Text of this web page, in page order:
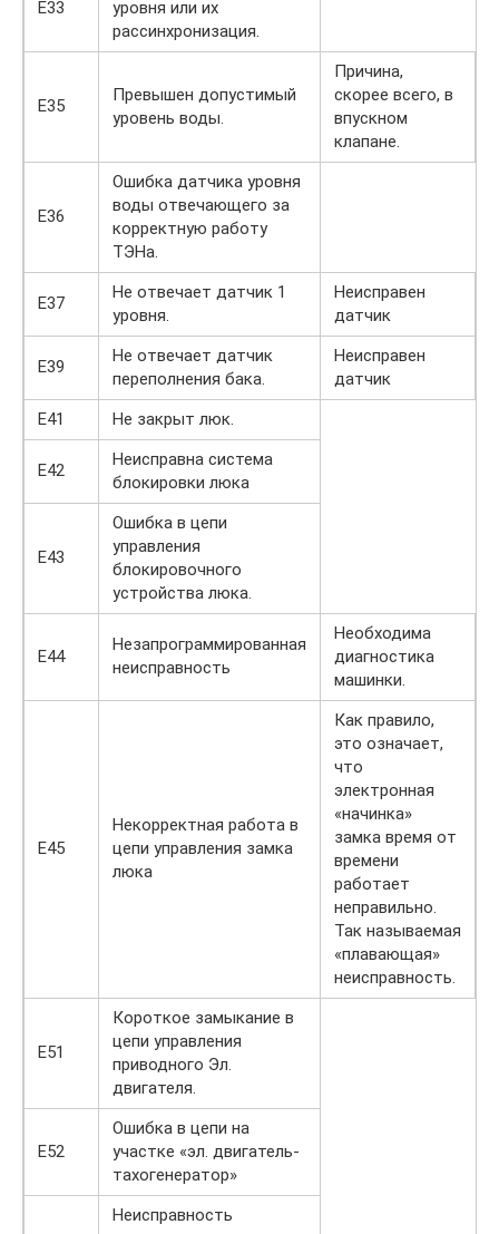
Е33
уровня или их
рассинхронизация.
Е35
Превышен допустимый
уровень воды.
Причина,
скорее всего, в
впускном
клапане.
Е36
Ошибка датчика уровня
воды отвечающего за
корректную работу
ТЭНа.
Е37
Не отвечает датчик 1
уровня.
Неисправен
датчик
Е39
Не отвечает датчик
переполнения бака.
Неисправен
датчик
Е41
Не закрыт люк.
Е42
Неисправна система
блокировки люка
Е43
Ошибка в цепи
управления
блокировочного
устройства люка.
Е44
Незапрограммированная
неисправность
Необходима
диагностика
машинки.
Е45
Некорректная работа в
цепи управления замка
люка
Как правило,
это означает,
что
электронная
«начинка»
замка время от
времени
работает
неправильно.
Так называемая
«плавающая»
неисправность.
Е51
Короткое замыкание в
цепи управления
приводного Эл.
двигателя.
Е52
Ошибка в цепи на
участке «эл. двигатель-
тахогенератор»
Неисправность